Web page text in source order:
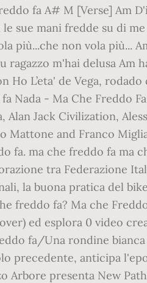
fa A# M [Verse] Am
sue mani fredde su di
più...che non vola più...
ragazzo m'hai delusa
Ho L’eta' de Vega,
Nada - Ma Che Freddo
Jack Civilization,
and Franco
fa. ma che freddo fa
tra Federazione
la buona pratica del
freddo fa? Ma che
ed esplora 0 video
fa/Una rondine
precedente, anticipa
Arbore presenta New